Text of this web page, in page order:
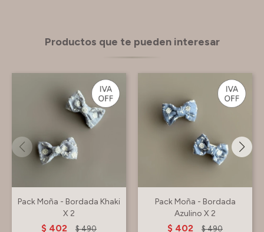
Productos que te pueden interesar
Pack Moña - Bordada Khaki
X 2
$ 402 $ 490
Pack Moña - Bordada
Azulino X 2
$ 402 $ 490